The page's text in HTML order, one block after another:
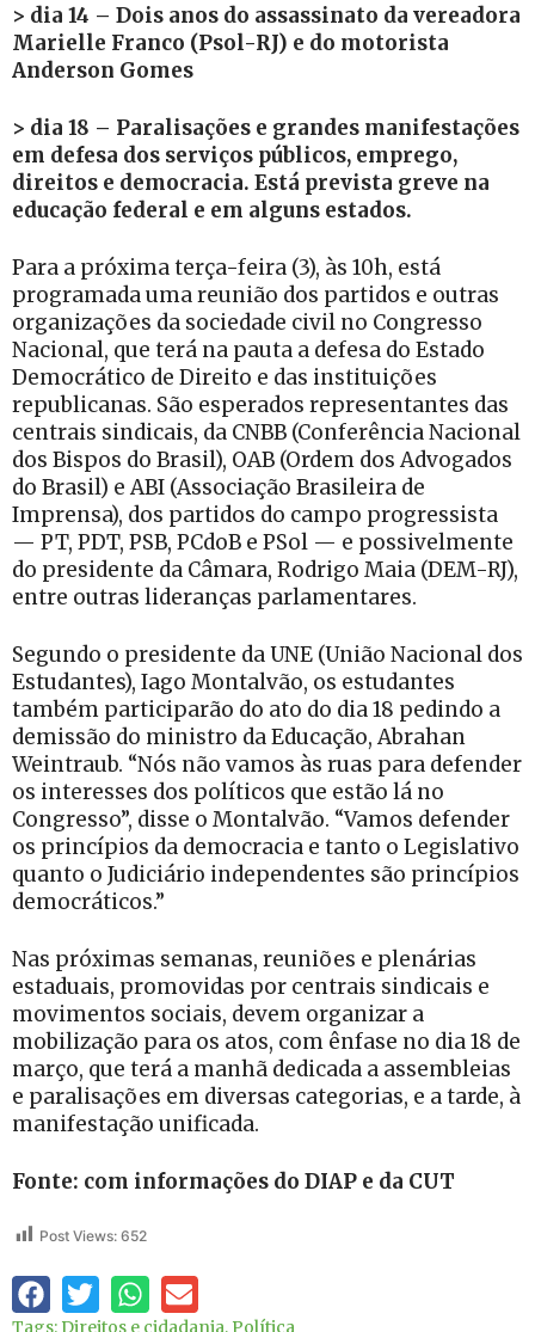
> dia 14 – Dois anos do assassinato da vereadora
Marielle Franco (Psol-RJ) e do motorista
Anderson Gomes
> dia 18 – Paralisações e grandes manifestações
em defesa dos serviços públicos, emprego,
direitos e democracia. Está prevista greve na
educação federal e em alguns estados.
Para a próxima terça-feira (3), às 10h, está
programada uma reunião dos partidos e outras
organizações da sociedade civil no Congresso
Nacional, que terá na pauta a defesa do Estado
Democrático de Direito e das instituições
republicanas. São esperados representantes das
centrais sindicais, da CNBB (Conferência Nacional
dos Bispos do Brasil), OAB (Ordem dos Advogados
do Brasil) e ABI (Associação Brasileira de
Imprensa), dos partidos do campo progressista
— PT, PDT, PSB, PCdoB e PSol — e possivelmente
do presidente da Câmara, Rodrigo Maia (DEM-RJ),
entre outras lideranças parlamentares.
Segundo o presidente da UNE (União Nacional dos
Estudantes), Iago Montalvão, os estudantes
também participarão do ato do dia 18 pedindo a
demissão do ministro da Educação, Abrahan
Weintraub. “Nós não vamos às ruas para defender
os interesses dos políticos que estão lá no
Congresso”, disse o Montalvão. “Vamos defender
os princípios da democracia e tanto o Legislativo
quanto o Judiciário independentes são princípios
democráticos.”
Nas próximas semanas, reuniões e plenárias
estaduais, promovidas por centrais sindicais e
movimentos sociais, devem organizar a
mobilização para os atos, com ênfase no dia 18 de
março, que terá a manhã dedicada a assembleias
e paralisações em diversas categorias, e a tarde, à
manifestação unificada.
Fonte: com informações do DIAP e da CUT
Post Views: 652
Tags: Direitos e cidadania, Política